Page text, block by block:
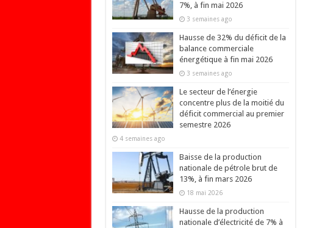
7%, à fin mai 2026
3 semaines ago
Hausse de 32% du déficit de la
balance commerciale
énergétique à fin mai 2026
3 semaines ago
Le secteur de l’énergie
concentre plus de la moitié du
déficit commercial au premier
semestre 2026
4 semaines ago
Baisse de la production
nationale de pétrole brut de
13%, à fin mars 2026
18 mai 2026
Hausse de la production
nationale d’électricité de 7% à